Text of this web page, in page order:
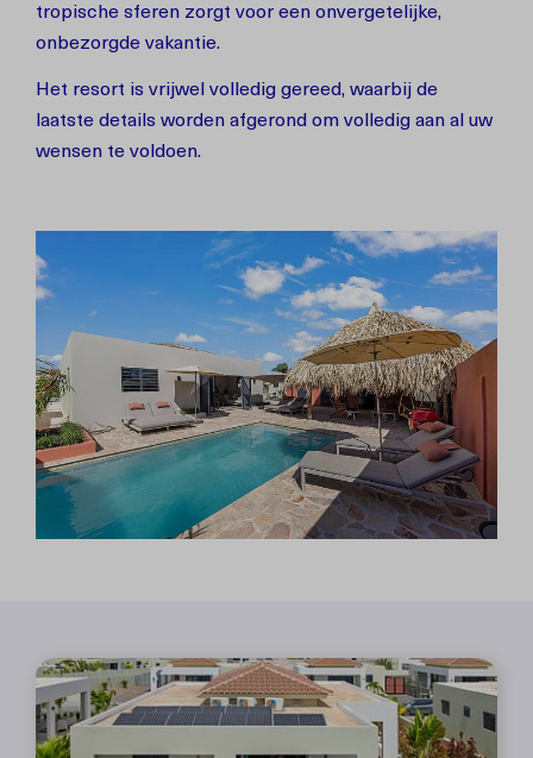
tropische sferen zorgt voor een onvergetelijke,
onbezorgde vakantie.
Het resort is vrijwel volledig gereed, waarbij de
laatste details worden afgerond om volledig aan al uw
wensen te voldoen.